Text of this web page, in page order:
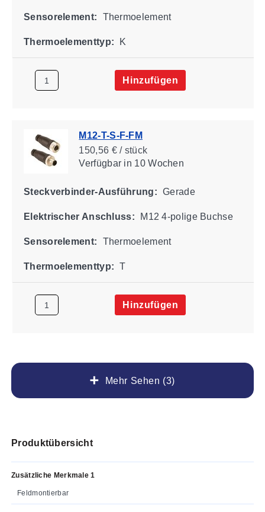
Mehr Sehen (3)
Sensorelement: Thermoelement
Thermoelementtyp: K
Hinzufügen
M12-T-S-F-FM
150,56 € / stück
Verfügbarin 10 Wochen
Steckverbinder-Ausführung: Gerade
Elektrischer Anschluss: M12 4-polige Buchse
Sensorelement: Thermoelement
Thermoelementtyp: T
Hinzufügen
Produktübersicht
Zusätzliche Merkmale 1
Feldmontierbar